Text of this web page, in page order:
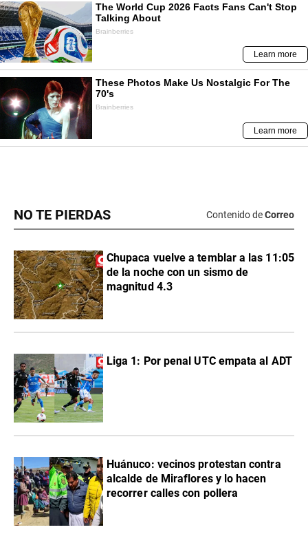
NO TE PIERDAS Contenido deCorreo
Chupaca vuelve a temblar a las 11:05
de la noche con un sismo de
magnitud 4.3
Liga 1: Por penal UTC empata al ADT
Huánuco: vecinos protestan contra
alcalde de Miraflores y lo hacen
recorrer calles con pollera